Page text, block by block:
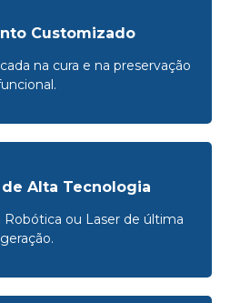
Customizado
na cura e na preservação
Alta Tecnologia
Robótica ou Laser de última
geração.